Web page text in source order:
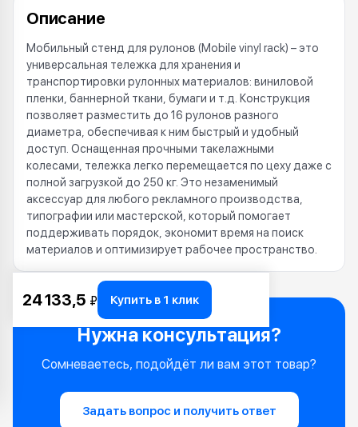
Описание
Мобильный стенд для рулонов (Mobile vinyl rack) – это
универсальная тележка для хранения и
транспортировки рулонных материалов: виниловой
пленки, баннерной ткани, бумаги и т.д. Конструкция
позволяет разместить до 16 рулонов разного
диаметра, обеспечивая к ним быстрый и удобный
доступ. Оснащенная прочными такелажными
колесами, тележка легко перемещается по цеху даже с
полной загрузкой до 250 кг. Это незаменимый
аксессуар для любого рекламного производства,
типографии или мастерской, который помогает
поддерживать порядок, экономит время на поиск
материалов и оптимизирует рабочее пространство.
24 133,5 ₽ Купить в 1 клик
Нужна консультация?
Сомневаетесь, подойдёт ли вам этот товар?
Задать вопрос и получить ответ